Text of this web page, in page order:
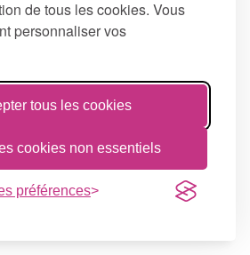
de tous les cookies. Vous
personnaliser vos
tous les cookies
cookies non essentiels
préférences